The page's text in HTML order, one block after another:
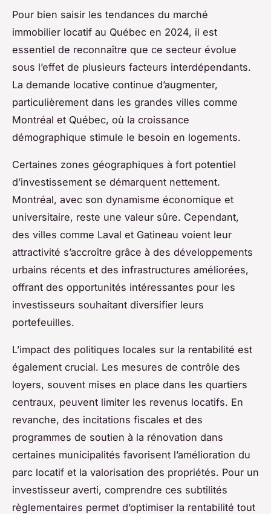
Pour bien saisir les tendances du marché
immobilier locatif au Québec en 2024, il est
essentiel de reconnaître que ce secteur évolue
sous l’effet de plusieurs facteurs interdépendants.
La demande locative continue d’augmenter,
particulièrement dans les grandes villes comme
Montréal et Québec, où la croissance
démographique stimule le besoin en logements.
Certaines zones géographiques à fort potentiel
d’investissement se démarquent nettement.
Montréal, avec son dynamisme économique et
universitaire, reste une valeur sûre. Cependant,
des villes comme Laval et Gatineau voient leur
attractivité s’accroître grâce à des développements
urbains récents et des infrastructures améliorées,
offrant des opportunités intéressantes pour les
investisseurs souhaitant diversifier leurs
portefeuilles.
L’impact des politiques locales sur la rentabilité est
également crucial. Les mesures de contrôle des
loyers, souvent mises en place dans les quartiers
centraux, peuvent limiter les revenus locatifs. En
revanche, des incitations fiscales et des
programmes de soutien à la rénovation dans
certaines municipalités favorisent l’amélioration du
parc locatif et la valorisation des propriétés. Pour un
investisseur averti, comprendre ces subtilités
règlementaires permet d’optimiser la rentabilité tout